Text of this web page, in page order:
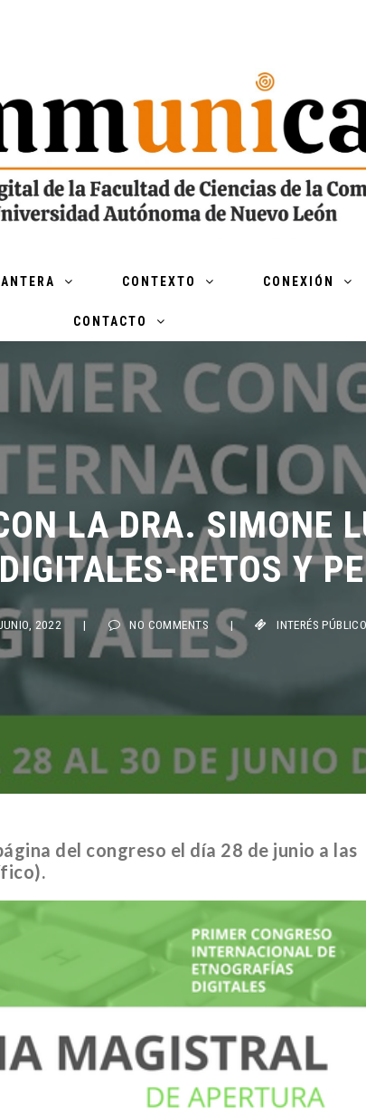
CONTEXTO CONEXIÓN
CONTACTO
LA DRA. SIMONE
RETOS Y
2022 | NO COMMENTS
del congreso el día 28 de junio a las